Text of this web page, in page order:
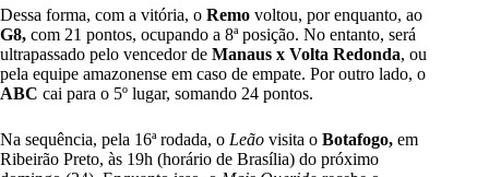
Dessa forma, com a vitória, o Remo voltou, por enquanto, ao
G8, com 21 pontos, ocupando a 8ª posição. No entanto, será
ultrapassado pelo vencedor de Manaus x Volta Redonda, ou
pela equipe amazonense em caso de empate. Por outro lado, o
ABC cai para o 5º lugar, somando 24 pontos.
Na sequência, pela 16ª rodada, o Leão visita o Botafogo, em
Ribeirão Preto, às 19h (horário de Brasília) do próximo